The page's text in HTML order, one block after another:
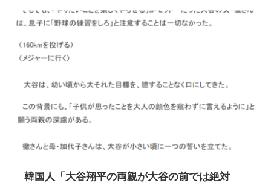
韓国人「大谷翔平の両親が大谷の前では絶対